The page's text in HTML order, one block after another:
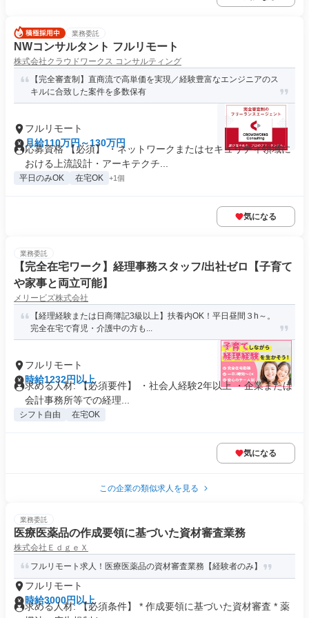
業務委託
NWコンサルタント フルリモート
株式会社クラウドワークス コンサルティング
【完全審査制】直商流で高単価を実現／経験豊富なエンジニアのス
キルに合致した案件を多数保有
フルリモート
月給110万円～130万円
応募資格 【必須】 ・ネットワークまたはセキュリティ領域に
おける上流設計・アーキテクチ...
平日のみOK 在宅OK +1個
気になる
業務委託
【完全在宅ワーク】経理事務スタッフ/出社ゼロ【子育て
や家事と両立可能】
メリービズ株式会社
【経理経験または日商簿記3級以上】扶養内OK！平日昼間３h～。
完全在宅で育児・介護中の方も...
フルリモート
時給1232円以上
求める人材: 【必須要件】 ・社会人経験2年以上 ・企業または
会計事務所等での経理...
シフト自由 在宅OK
気になる
この企業の類似求人を見る
業務委託
医療医薬品の作成要領に基づいた資材審査業務
株式会社ＥｄｇｅＸ
フルリモート求人！医療医薬品の資材審査業務【経験者のみ】
フルリモート
時給3000円以上
求める人材: 【必須条件】 * 作成要領に基づいた資材審査 * 薬